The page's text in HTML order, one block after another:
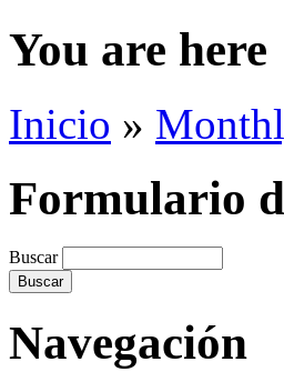
You are here
Inicio »
Formulario
Buscar
Navegación